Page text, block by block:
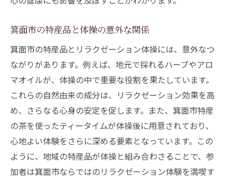
箕面市の特産品と体操の意外な関係
箕面市の特産品とリラクゼーション体操には、意外なつ
ながりがあります。例えば、地元で採れるハーブやアロ
マオイルが、体操の中で重要な役割を果たしています。
これらの自然由来の成分は、リラクゼーション効果を高
め、さらなる心身の安定を促します。また、箕面市特産
の茶を使ったティータイムが体操後に用意されており、
心地よい体験をさらに深める要素となっています。この
ように、地域の特産品が体操と組み合わさることで、参
加者は箕面市ならではのリラクゼーション体験を満喫す